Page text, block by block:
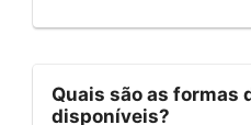
Quais são as formas
disponíveis?